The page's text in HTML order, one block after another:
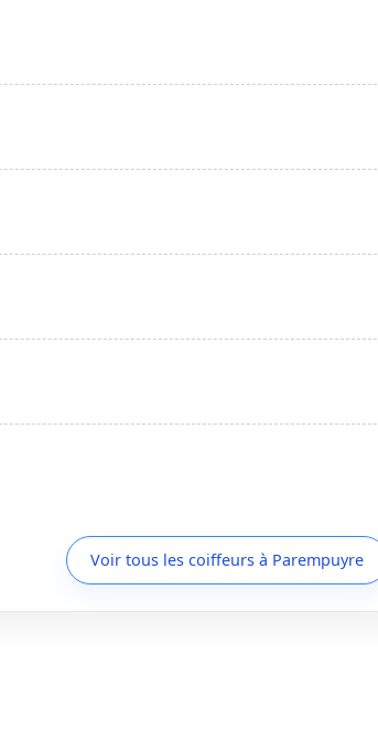
Voir tous les coiffeurs à Parempuyre